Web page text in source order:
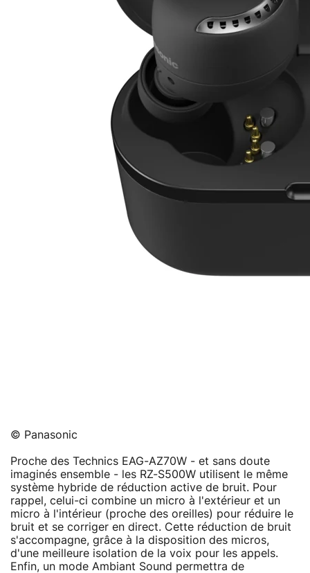
© Panasonic
Proche des Technics EAG-AZ70W - et sans doute
imaginés ensemble - les RZ-S500W utilisent le même
système hybride de réduction active de bruit. Pour
rappel, celui-ci combine un micro à l'extérieur et un
micro à l'intérieur (proche des oreilles) pour réduire le
bruit et se corriger en direct. Cette réduction de bruit
s'accompagne, grâce à la disposition des micros,
d'une meilleure isolation de la voix pour les appels.
Enfin, un mode Ambiant Sound permettra de